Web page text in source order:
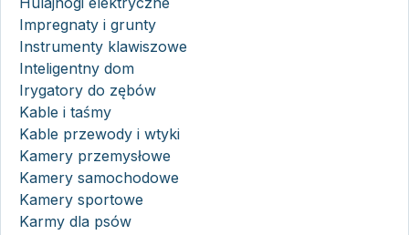
Impregnaty i grunty
Instrumenty klawiszowe
Inteligentny dom
Irygatory do zębów
Kable i taśmy
Kable przewody i wtyki
Kamery przemysłowe
Kamery samochodowe
Kamery sportowe
Karmy dla psów